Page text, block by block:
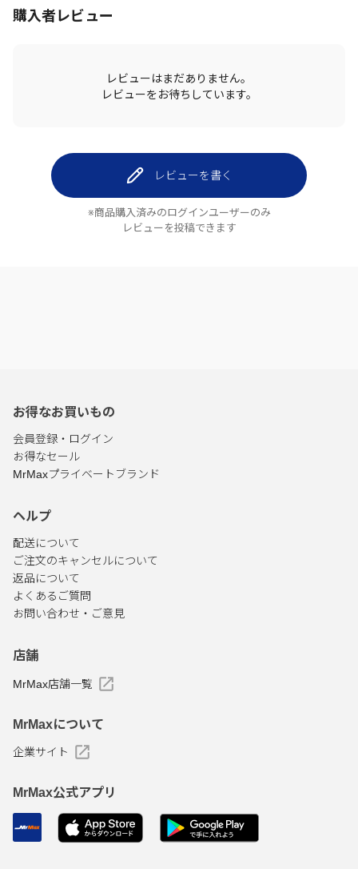
購入者レビュー
レビューはまだありません。
レビューをお待ちしています。
レビューを書く
※商品購入済みのログインユーザーのみ
レビューを投稿できます
お得なお買いもの
会員登録・ログイン
お得なセール
MrMaxプライベートブランド
ヘルプ
配送について
ご注文のキャンセルについて
返品について
よくあるご質問
お問い合わせ・ご意見
店舗
MrMax店舗一覧
MrMaxについて
企業サイト
MrMax公式アプリ